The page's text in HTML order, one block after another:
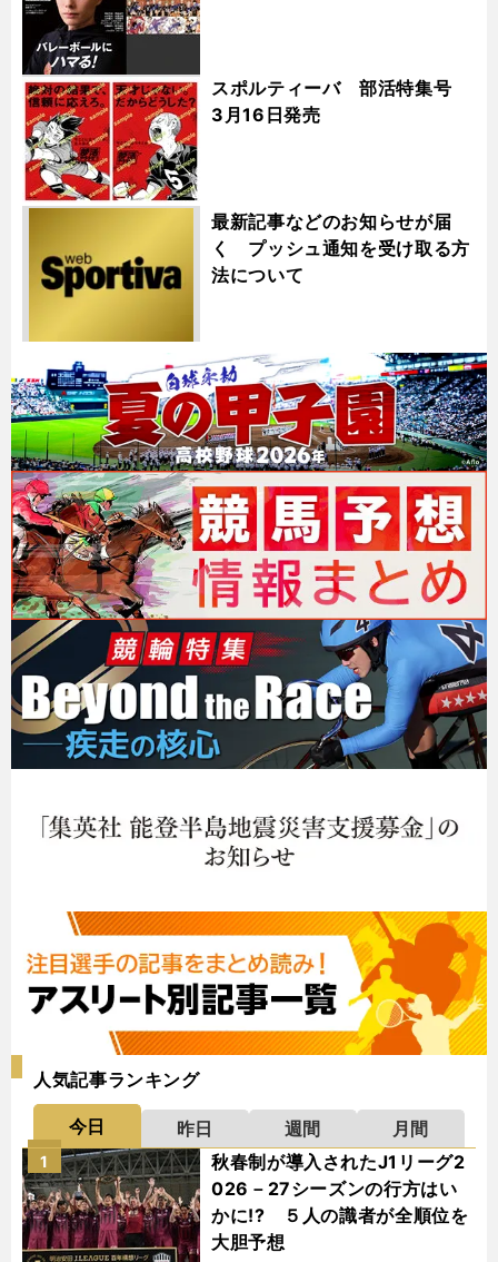
スポルティーバ 部活特集号
3月16日発売
最新記事などのお知らせが届
く プッシュ通知を受け取る方
法について
人気記事ランキング
今日 昨日 週間
月間
秋春制が導入されたJ1リーグ2
026－27シーズンの行方はい
かに!? ５人の識者が全順位を
大胆予想
1